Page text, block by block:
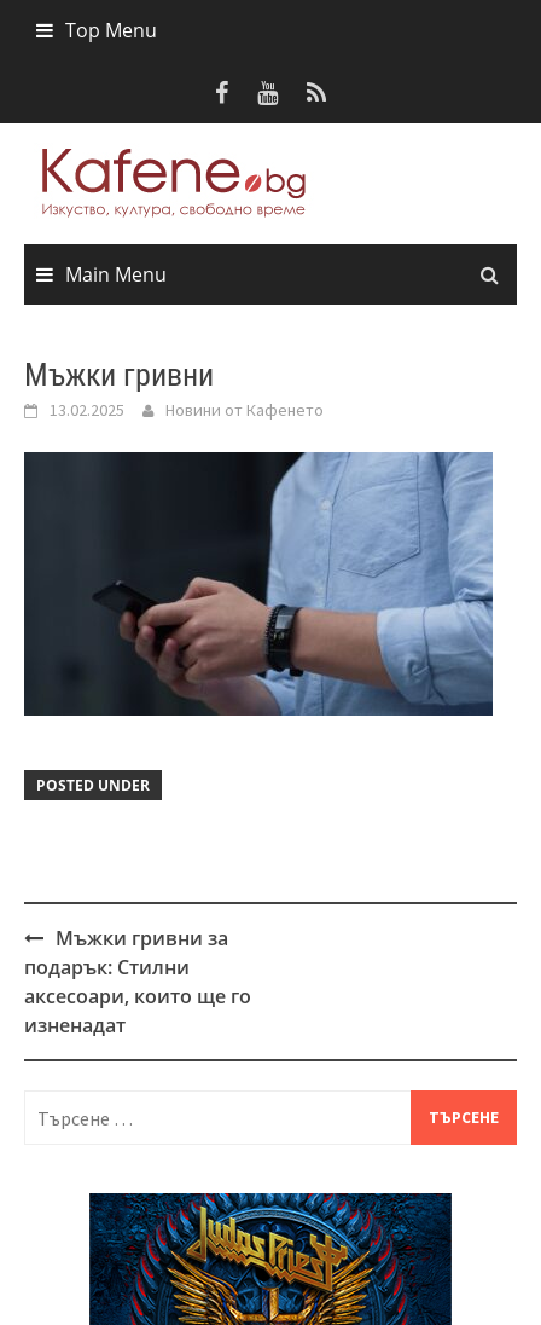
Top Menu
Main Menu
Мъжки гривни
13.02.2025 Новини от Кафенето
POSTED UNDER
Post
navigation
Мъжки гривни за
подарък: Стилни
аксесоари, които ще го
изненадат
за: